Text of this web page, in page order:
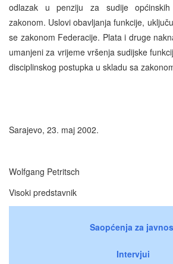
odlazak u penziju za sudije
zakonom. Uslovi obavljanja funkcije,
se zakonom Federacije. Plata i druge
umanjeni za vrijeme vršenja sudijske
disciplinskog postupka u skladu sa
Sarajevo, 23. maj 2002.
Wolfgang Petritsch
Visoki predstavnik
Saopćenja za
Intervjui